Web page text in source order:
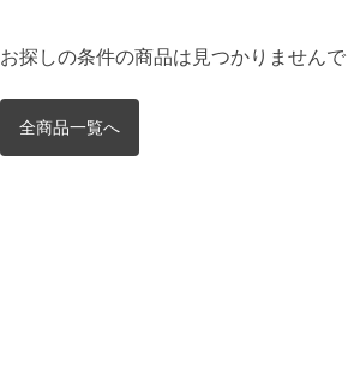
お探しの条件の商品は見つかりません
全商品一覧へ